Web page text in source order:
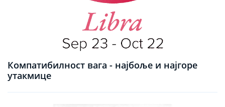
Компатибилност вага - најбоље и најгоре
утакмице